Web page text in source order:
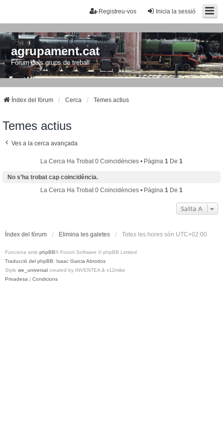
Inicia la sessió
Registreu-vos
agrupament.cat
Fòrum dels grups de treball
Índex del fòrum Cerca Temes actius
Temes actius
Ves a la cerca avançada
La Cerca Ha Trobat 0 Coincidències • Pàgina 1 De 1
No s’ha trobat cap coincidència.
La Cerca Ha Trobat 0 Coincidències • Pàgina 1 De 1
Salta A
Índex del fòrum Elimina les galetes Totes les hores són UTC+02:00
Funciona amb phpBB® Forum Software © phpBB Limited
Traducció del phpBB: Isaac Garcia Abrodos
Style we_universal created by INVENTEA & v12mike
Privadesa | Condicions